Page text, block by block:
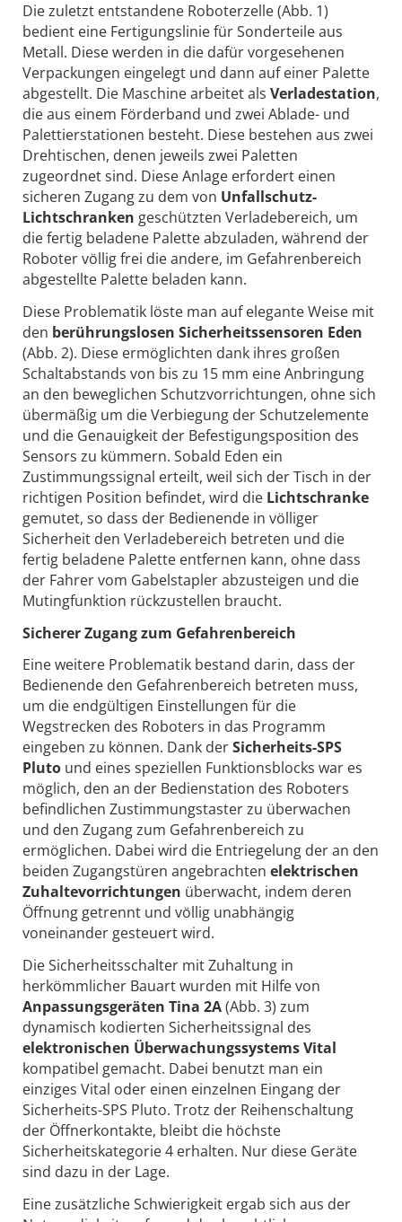
Die zuletzt entstandene Roboterzelle (Abb. 1)
bedient eine Fertigungslinie für Sonderteile aus
Metall. Diese werden in die dafür vorgesehenen
Verpackungen eingelegt und dann auf einer Palette
abgestellt. Die Maschine arbeitet als Verladestation,
die aus einem Förderband und zwei Ablade- und
Palettierstationen besteht. Diese bestehen aus zwei
Drehtischen, denen jeweils zwei Paletten
zugeordnet sind. Diese Anlage erfordert einen
sicheren Zugang zu dem von Unfallschutz-
Lichtschranken geschützten Verladebereich, um
die fertig beladene Palette abzuladen, während der
Roboter völlig frei die andere, im Gefahrenbereich
abgestellte Palette beladen kann.
Diese Problematik löste man auf elegante Weise mit
den berührungslosen Sicherheitssensoren Eden
(Abb. 2). Diese ermöglichten dank ihres großen
Schaltabstands von bis zu 15 mm eine Anbringung
an den beweglichen Schutzvorrichtungen, ohne sich
übermäßig um die Verbiegung der Schutzelemente
und die Genauigkeit der Befestigungsposition des
Sensors zu kümmern. Sobald Eden ein
Zustimmungssignal erteilt, weil sich der Tisch in der
richtigen Position befindet, wird die Lichtschranke
gemutet, so dass der Bedienende in völliger
Sicherheit den Verladebereich betreten und die
fertig beladene Palette entfernen kann, ohne dass
der Fahrer vom Gabelstapler abzusteigen und die
Mutingfunktion rückzustellen braucht.
Sicherer Zugang zum Gefahrenbereich
Eine weitere Problematik bestand darin, dass der
Bedienende den Gefahrenbereich betreten muss,
um die endgültigen Einstellungen für die
Wegstrecken des Roboters in das Programm
eingeben zu können. Dank derSicherheits-SPS
Pluto und eines speziellen Funktionsblocks war es
möglich, den an der Bedienstation des Roboters
befindlichen Zustimmungstaster zu überwachen
und den Zugang zum Gefahrenbereich zu
ermöglichen. Dabei wird die Entriegelung der an den
beiden Zugangstüren angebrachten elektrischen
Zuhaltevorrichtungen überwacht, indem deren
Öffnung getrennt und völlig unabhängig
voneinander gesteuert wird.
Die Sicherheitsschalter mit Zuhaltung in
herkömmlicher Bauart wurden mit Hilfe von
Anpassungsgeräten Tina 2A(Abb. 3) zum
dynamisch kodierten Sicherheitssignal des
elektronischen Überwachungssystems Vital
kompatibel gemacht. Dabei benutzt man ein
einziges Vital oder einen einzelnen Eingang der
Sicherheits-SPS Pluto. Trotz der Reihenschaltung
der Öffnerkontakte, bleibt die höchste
Sicherheitskategorie 4 erhalten. Nur diese Geräte
sind dazu in der Lage.
Eine zusätzliche Schwierigkeit ergab sich aus der